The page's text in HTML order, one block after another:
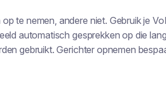
te nemen, andere niet. Gebruik je
automatisch gesprekken op die
gebruikt. Gerichter opnemen